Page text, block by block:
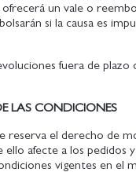
un vale o
si la causa es
fuera de plazo
LAS CONDICIONES
reserva el derecho de
ello afecte a los pedidos
vigentes en el